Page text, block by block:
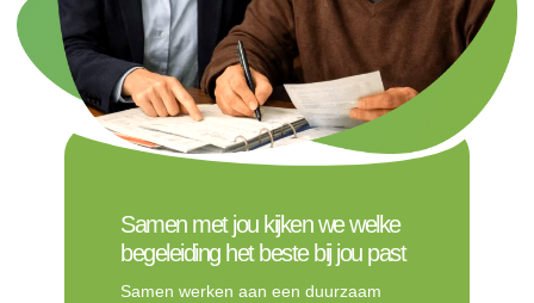
Samen met jou kijken we welke
begeleiding het beste bij jou past
Samen werken aan een duurzaam